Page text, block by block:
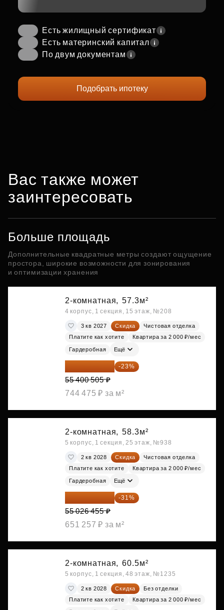
Есть жилищный сертификат
Есть материнский капитал
По двум документам
Подобрать ипотеку
Вас также может
заинтересовать
Больше площадь
Дополнительные квадратные метры создают ощущение
простора, широкие возможности для зонирования
и оптимизации хранения
2-комнатная, 57.3м²
4 корпус, 1 секция, 15 этаж, №208
3 кв 2027 Скидка
Чистовая отделка
Платите как хотите
Квартира за 2 000 ₽/мес
Гардеробная Ещё
42 658 389 ₽ -23%
55 400 505 ₽
744 475 ₽ за м²
2-комнатная, 58.3м²
5 корпус, 1 секция, 25 этаж, №938
2 кв 2028 Скидка
Чистовая отделка
Платите как хотите
Квартира за 2 000 ₽/мес
Гардеробная Ещё
37 968 254 ₽ -31%
55 026 455 ₽
651 257 ₽ за м²
2-комнатная, 60.5м²
5 корпус, 1 секция, 48 этаж, №1235
2 кв 2028 Скидка
Без отделки
Платите как хотите
Квартира за 2 000 ₽/мес